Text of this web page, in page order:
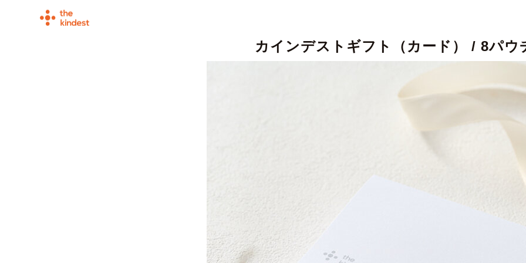
カインデストギフト（カード） / 8パウ